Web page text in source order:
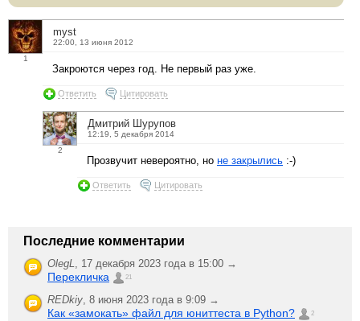
1
myst
22:00, 13 июня 2012
Закроются через год. Не первый раз уже.
Ответить Цитировать
2
Дмитрий Шурупов
12:19, 5 декабря 2014
Прозвучит невероятно, но не закрылись :-)
Ответить Цитировать
Последние комментарии
OlegL 17 декабря 2023 года в 15:00 →
Перекличка 21
REDkiy 8 июня 2023 года в 9:09 →
Как «замокать» файл для юниттеста в Python? 2